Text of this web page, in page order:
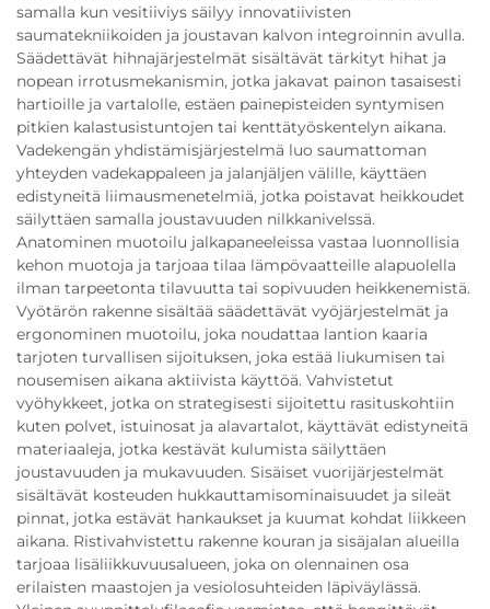
samalla kun vesitiiviys säilyy innovatiivisten
saumatekniikoiden ja joustavan kalvon integroinnin avulla.
Säädettävät hihnajärjestelmät sisältävät tärkityt hihat ja
nopean irrotusmekanismin, jotka jakavat painon tasaisesti
hartioille ja vartalolle, estäen painepisteiden syntymisen
pitkien kalastusistuntojen tai kenttätyöskentelyn aikana.
Vadekengän yhdistämisjärjestelmä luo saumattoman
yhteyden vadekappaleen ja jalanjäljen välille, käyttäen
edistyneitä liimausmenetelmiä, jotka poistavat heikkoudet
säilyttäen samalla joustavuuden nilkkanivelssä.
Anatominen muotoilu jalkapaneeleissa vastaa luonnollisia
kehon muotoja ja tarjoaa tilaa lämpövaatteille alapuolella
ilman tarpeetonta tilavuutta tai sopivuuden heikkenemistä.
Vyötärön rakenne sisältää säädettävät vyöjärjestelmät ja
ergonominen muotoilu, joka noudattaa lantion kaaria
tarjoten turvallisen sijoituksen, joka estää liukumisen tai
nousemisen aikana aktiivista käyttöä. Vahvistetut
vyöhykkeet, jotka on strategisesti sijoitettu rasituskohtiin
kuten polvet, istuinosat ja alavartalot, käyttävät edistyneitä
materiaaleja, jotka kestävät kulumista säilyttäen
joustavuuden ja mukavuuden. Sisäiset vuorijärjestelmät
sisältävät kosteuden hukkauttamisominaisuudet ja sileät
pinnat, jotka estävät hankaukset ja kuumat kohdat liikkeen
aikana. Ristivahvistettu rakenne kouran ja sisäjalan alueilla
tarjoaa lisäliikkuvuusalueen, joka on olennainen osa
erilaisten maastojen ja vesiolosuhteiden läpiväylässä.